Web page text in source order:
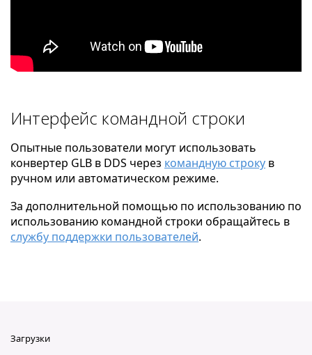
Интерфейс командной строки
Опытные пользователи могут использовать
конвертер GLB в DDS через командную строку в
ручном или автоматическом режиме.
За дополнительной помощью по использованию по
использованию командной строки обращайтесь в
службу поддержки пользователей.
Загрузки